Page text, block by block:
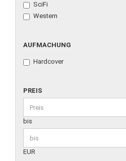
SciFi
Western
AUFMACHUNG
Hardcover
PREIS
bis
EUR